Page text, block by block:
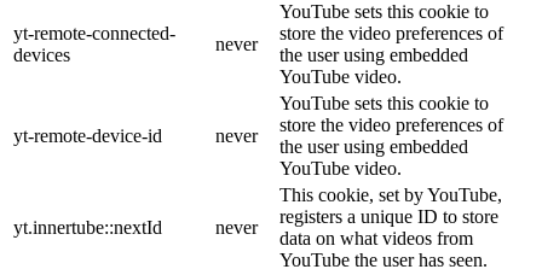
yt-remote-connected-
devices
never
YouTube sets this cookie to
store the video preferences of
the user using embedded
YouTube video.
yt-remote-device-id never
YouTube sets this cookie to
store the video preferences of
the user using embedded
YouTube video.
yt.innertube::nextId never
This cookie, set by YouTube,
registers a unique ID to store
data on what videos from
YouTube the user has seen.